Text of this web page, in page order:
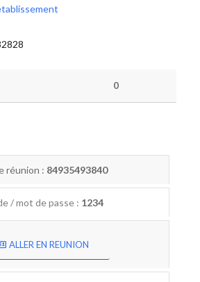
0
réunion : 84935493840
/ mot de passe : 1234
ALLER EN REUNION